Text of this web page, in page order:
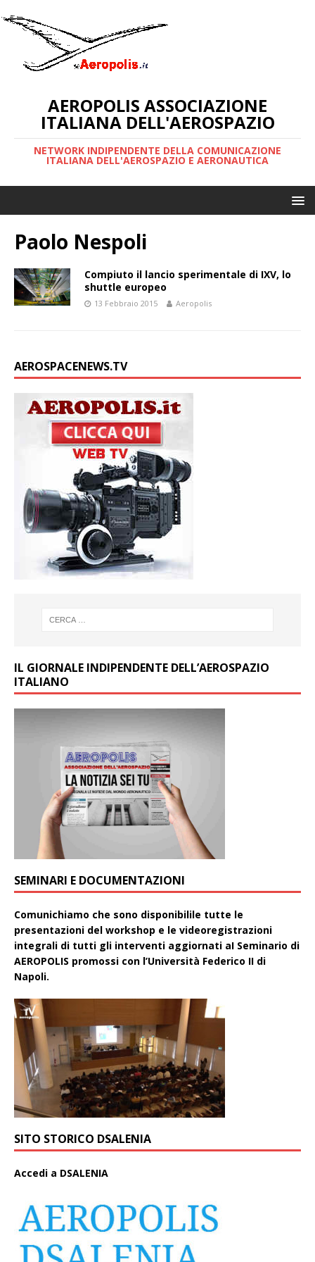
AEROPOLIS ASSOCIAZIONE
ITALIANA DELL'AEROSPAZIO
NETWORK INDIPENDENTE DELLA COMUNICAZIONE
ITALIANA DELL'AEROSPAZIO E AERONAUTICA
Paolo Nespoli
Compiuto il lancio sperimentale di IXV, lo
shuttle europeo
13 Febbraio 2015 Aeropolis
AEROSPACENEWS.TV
IL GIORNALE INDIPENDENTE DELL’AEROSPAZIO
ITALIANO
SEMINARI E DOCUMENTAZIONI
Comunichiamo che sono disponibilile tutte le
presentazioni del workshop e le videoregistrazioni
integrali di tutti gli interventi aggiornati aI Seminario di
AEROPOLIS promossi con l’Università Federico II di
Napoli.
SITO STORICO DSALENIA
Accedi a DSALENIA